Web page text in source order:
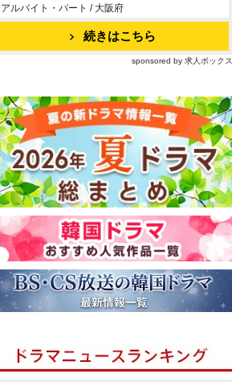
アルバイト・パート / 大阪府
続きはこちら
sponsored by 求人ボックス